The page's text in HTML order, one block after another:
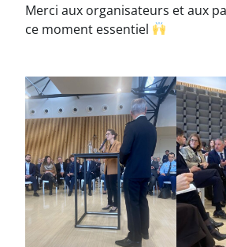
Merci aux organisateurs et aux
ce moment essentiel